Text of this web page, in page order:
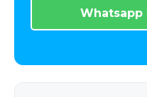
Whatsapp